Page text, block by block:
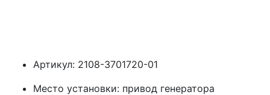
Артикул: 2108-3701720-01
Место установки: привод генератора